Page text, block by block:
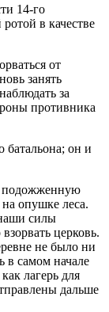
14-го
в качестве
от
занять
за
противника
батальона; он и
подожженную
опушке леса.
силы
церковь.
не было ни
в самом начале
лагерь для
дальше